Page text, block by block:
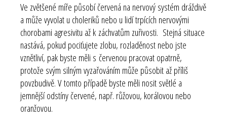
Ve zvětšené míře působí červená na nervový systém dráždivě
a může vyvolat u choleriků nebo u lidí trpících nervovými
chorobami agresivitu až k záchvatům zuřivosti. Stejná situace
nastává, pokud pociťujete zlobu, rozladěnost nebo jste
vznětliví, pak byste měli s červenou pracovat opatrně,
protože svým silným vyzařováním může působit až příliš
povzbudivě. V tomto případě byste měli nosit světlé a
jemnější odstíny červené, např. růžovou, korálovou nebo
oranžovou.